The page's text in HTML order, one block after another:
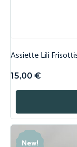
Assiette Lili
15,00 €
New!